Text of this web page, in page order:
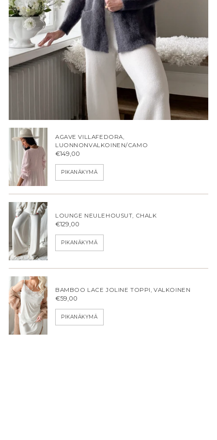
AGAVE VILLAFEDORA,
LUONNONVALKOINEN/CAMO
€149,00
PIKANÄKYMÄ
LOUNGE NEULEHOUSUT, CHALK
€129,00
PIKANÄKYMÄ
BAMBOO LACE JOLINE TOPPI, VALKOINEN
€59,00
PIKANÄKYMÄ